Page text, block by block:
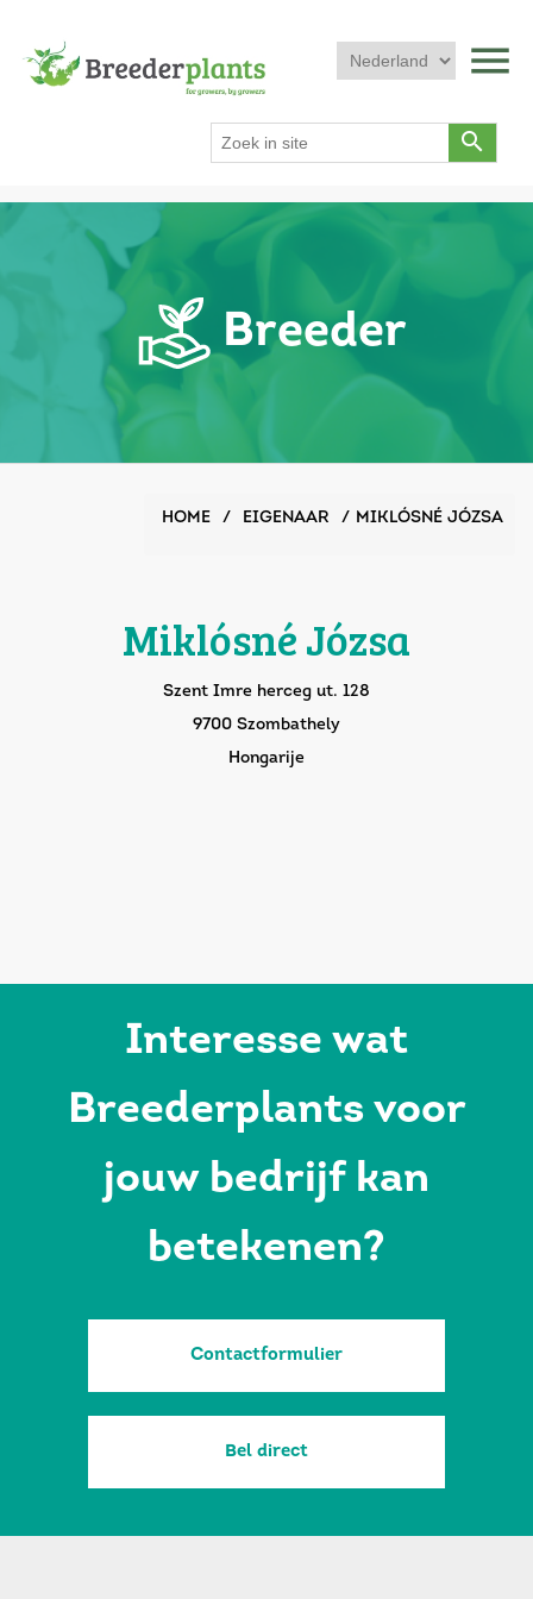
menu
search
Breeder
HOME / EIGENAAR / MIKLÓSNÉ JÓZSA
Miklósné Józsa
Szent Imre herceg ut. 128
9700 Szombathely
Hongarije
Interesse wat
Breederplants voor
jouw bedrijf kan
betekenen?
Contactformulier
Bel direct